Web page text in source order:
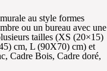
au style formes
ou un bureau avec une
tailles (XS (20×15)
cm, L (90X70) cm) et
Cadre Bois, Cadre doré,